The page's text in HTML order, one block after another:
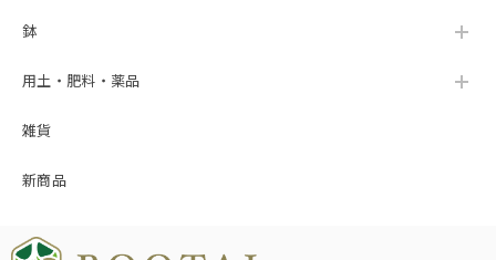
鉢
用土・肥料・薬品
雑貨
新商品